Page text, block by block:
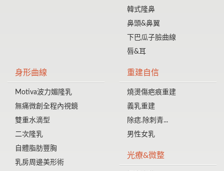
韓式隆鼻
鼻頭&鼻翼
下巴瓜子臉曲線
唇&耳
身形曲線
Motiva波力媚隆乳
無痛微創全程內視鏡
雙重水滴型
二次隆乳
自體脂肪豐胸
乳房周邊美形術
重建自信
燒燙傷疤痕重建
義乳重建
除痣.除刺青...
男性女乳
光療&微整